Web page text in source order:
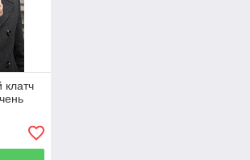
клатч